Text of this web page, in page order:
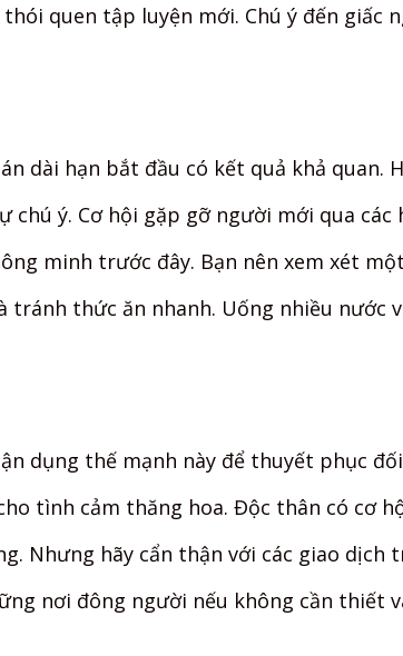
quen tập luyện mới. Chú ý đến giấc
dài hạn bắt đầu có kết quả khả
ý. Cơ hội gặp gỡ người mới qua các
minh trước đây. Bạn nên xem xét
tránh thức ăn nhanh. Uống nhiều nước
dụng thế mạnh này để thuyết phục
tình cảm thăng hoa. Độc thân có cơ
Nhưng hãy cẩn thận với các giao dịch
nơi đông người nếu không cần thiết